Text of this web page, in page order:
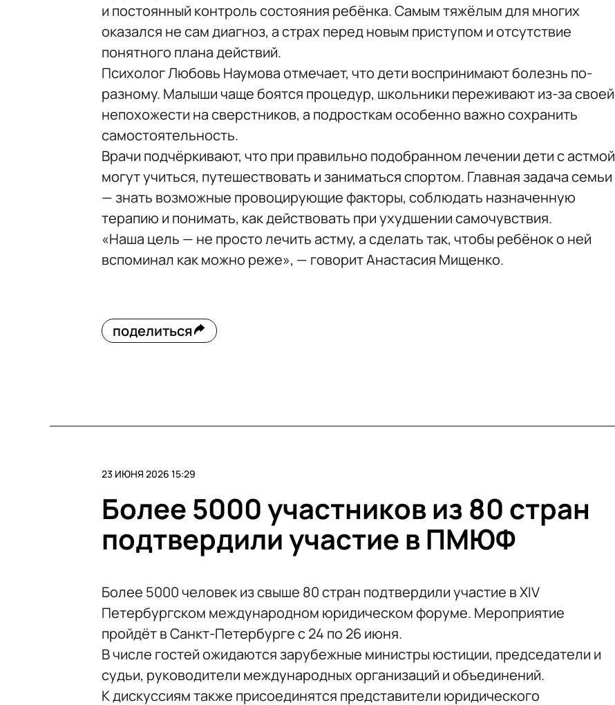
и постоянный контроль состояния ребёнка. Самым тяжёлым для многих
оказался не сам диагноз, а страх перед новым приступом и отсутствие
понятного плана действий.
Психолог Любовь Наумова отмечает, что дети воспринимают болезнь по-
разному. Малыши чаще боятся процедур, школьники переживают из-за своей
непохожести на сверстников, а подросткам особенно важно сохранить
самостоятельность.
Врачи подчёркивают, что при правильно подобранном лечении дети с астмой
могут учиться, путешествовать и заниматься спортом. Главная задача семьи
— знать возможные провоцирующие факторы, соблюдать назначенную
терапию и понимать, как действовать при ухудшении самочувствия.
«Наша цель — не просто лечить астму, а сделать так, чтобы ребёнок о ней
вспоминал как можно реже», — говорит Анастасия Мищенко.
поделиться
23 ИЮНЯ 2026 15:29
Более 5000 участников из 80 стран
подтвердили участие в ПМЮФ
Более 5000 человек из свыше 80 стран подтвердили участие в XIV
Петербургском международном юридическом форуме. Мероприятие
пройдёт в Санкт-Петербурге с 24 по 26 июня.
В числе гостей ожидаются зарубежные министры юстиции, председатели и
судьи, руководители международных организаций и объединений.
К дискуссиям также присоединятся представители юридического